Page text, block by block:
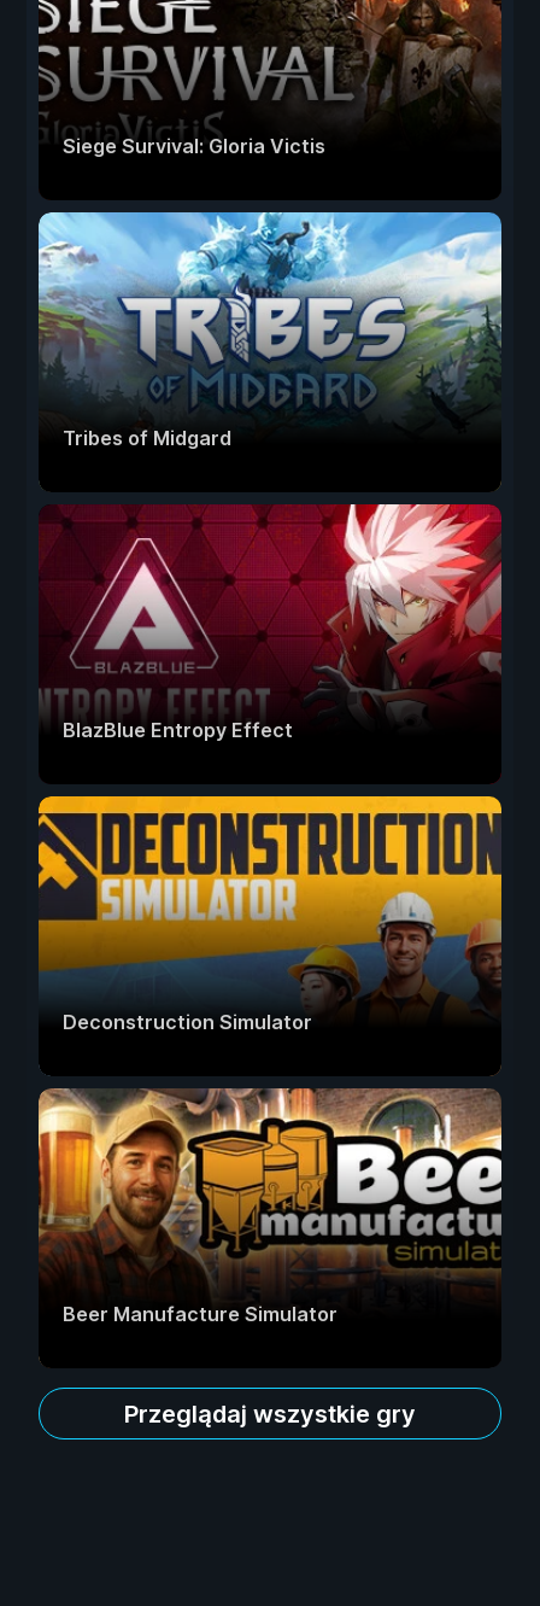
Siege Survival: Gloria Victis
Tribes of Midgard
BlazBlue Entropy Effect
Deconstruction Simulator
Beer Manufacture Simulator
Przeglądaj wszystkie gry